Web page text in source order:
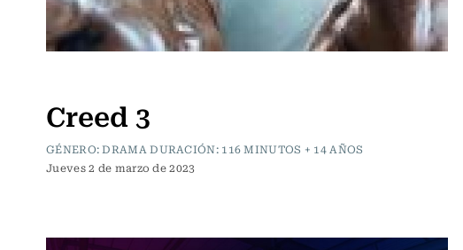
Creed 3
GÉNERO: DRAMA DURACIÓN: 116 MINUTOS + 14 AÑOS
Jueves 2 de marzo de 2023